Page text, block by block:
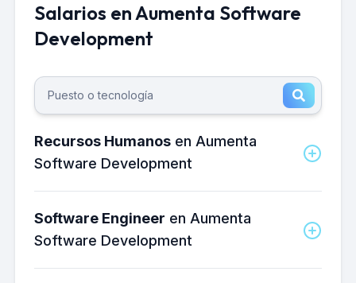
Salarios en Aumenta Software
Development
Recursos Humanosen Aumenta
Software Development
mes?
El salario neto mensual promedio de un
Software Engineer en Aumenta
Software Development